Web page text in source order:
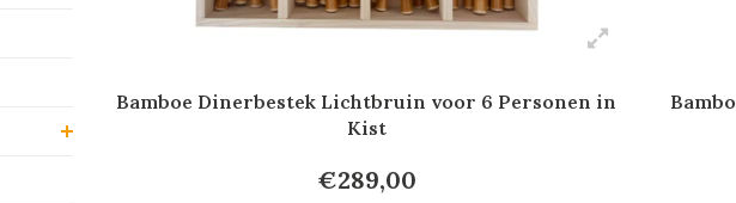
Bamboe Dinerbestek Lichtbruin voor 6 Personen in
Kist
€289,00